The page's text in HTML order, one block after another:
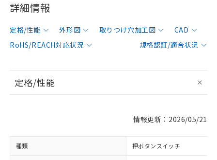
詳細情報
定格/性能 外形図 取りつけ穴加工図
CAD
RoHS/REACH対応状況
規格認証/適合状況
定格/性能
情報更新：2026/05/21
種類 押ボタンスイッチ